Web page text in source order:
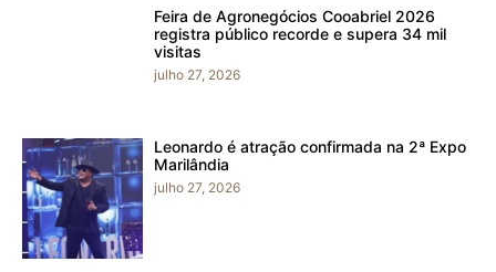
Feira de Agronegócios Cooabriel 2026
registra público recorde e supera 34 mil
visitas
julho 27, 2026
Leonardo é atração confirmada na 2ª Expo
Marilândia
julho 27, 2026